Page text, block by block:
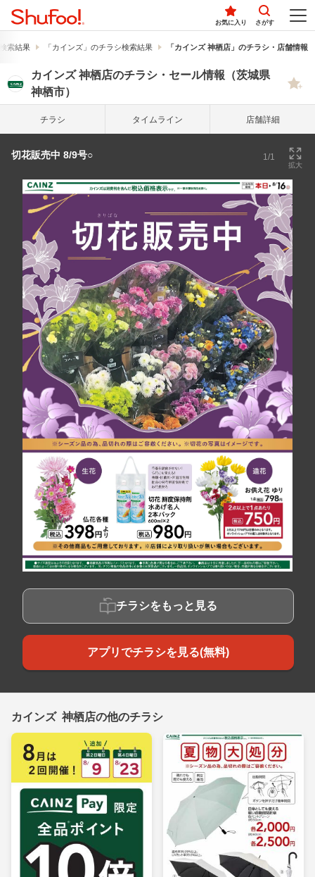
お気に入り さがす
索結果 「カインズ」のチラシ検索結果 「カインズ 神栖店」のチラシ・店舗情報
カインズ 神栖店のチラシ・セール情報（茨城県
神栖市）
チラシ タイム ライン 店舗詳細
切花販売中 8/9号○ 1/1
拡大
チラシをもっと見る
アプリでチラシを見る(無料)
カインズ 神栖店の他のチラシ